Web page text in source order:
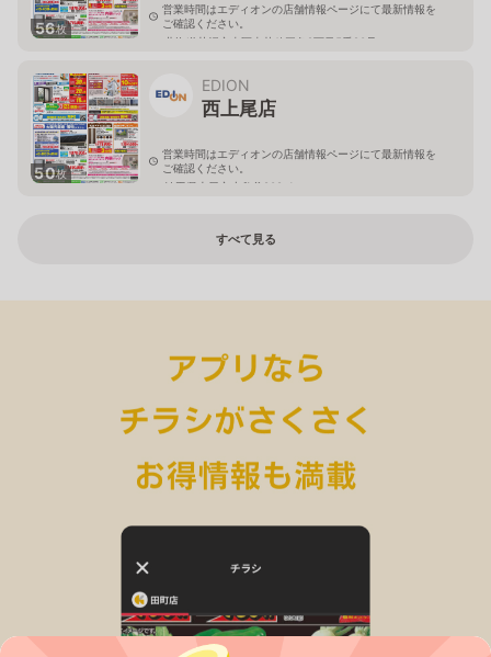
56枚
営業時間はエディオンの店舗情報ページにて最新情報を
ご確認ください。
北海道札幌市東区東苗穂三条2丁目5番20号
50枚
EDION
西上尾店
営業時間はエディオンの店舗情報ページにて最新情報を
ご確認ください。
埼玉県上尾市小敷谷809-1
すべて見る